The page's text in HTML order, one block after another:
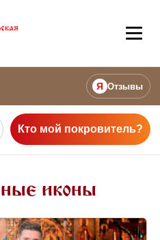
Я Отзывы
Кто мой покровитель?
иконы